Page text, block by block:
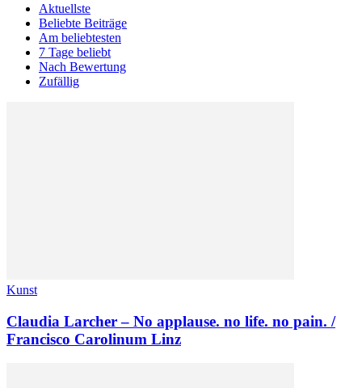
Aktuellste
Beliebte Beiträge
Am beliebtesten
7 Tage beliebt
Nach Bewertung
Zufällig
Kunst
Claudia Larcher – No applause. no life. no pain. /
Francisco Carolinum Linz